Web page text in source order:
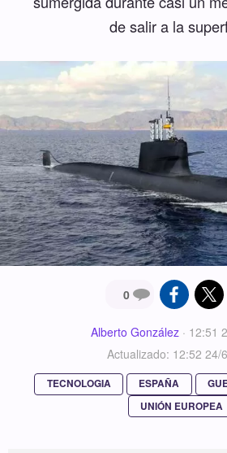
de salir a la
0
Alberto González· 12:51
Actualizado: 12:52 24/
TECNOLOGIA ESPAÑA
UNIÓN EUROPEA